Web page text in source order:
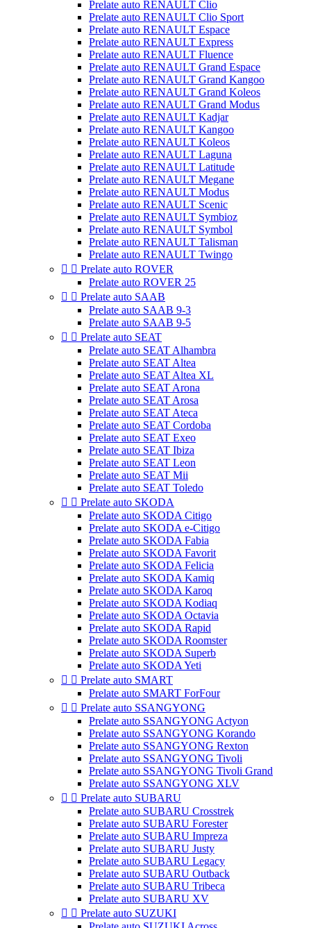
Prelate auto RENAULT Clio
Prelate auto RENAULT Clio Sport
Prelate auto RENAULT Espace
Prelate auto RENAULT Express
Prelate auto RENAULT Fluence
Prelate auto RENAULT Grand Espace
Prelate auto RENAULT Grand Kangoo
Prelate auto RENAULT Grand Koleos
Prelate auto RENAULT Grand Modus
Prelate auto RENAULT Kadjar
Prelate auto RENAULT Kangoo
Prelate auto RENAULT Koleos
Prelate auto RENAULT Laguna
Prelate auto RENAULT Latitude
Prelate auto RENAULT Megane
Prelate auto RENAULT Modus
Prelate auto RENAULT Scenic
Prelate auto RENAULT Symbioz
Prelate auto RENAULT Symbol
Prelate auto RENAULT Talisman
Prelate auto RENAULT Twingo
  Prelate auto ROVER
Prelate auto ROVER 25
  Prelate auto SAAB
Prelate auto SAAB 9-3
Prelate auto SAAB 9-5
  Prelate auto SEAT
Prelate auto SEAT Alhambra
Prelate auto SEAT Altea
Prelate auto SEAT Altea XL
Prelate auto SEAT Arona
Prelate auto SEAT Arosa
Prelate auto SEAT Ateca
Prelate auto SEAT Cordoba
Prelate auto SEAT Exeo
Prelate auto SEAT Ibiza
Prelate auto SEAT Leon
Prelate auto SEAT Mii
Prelate auto SEAT Toledo
  Prelate auto SKODA
Prelate auto SKODA Citigo
Prelate auto SKODA e-Citigo
Prelate auto SKODA Fabia
Prelate auto SKODA Favorit
Prelate auto SKODA Felicia
Prelate auto SKODA Kamiq
Prelate auto SKODA Karoq
Prelate auto SKODA Kodiaq
Prelate auto SKODA Octavia
Prelate auto SKODA Rapid
Prelate auto SKODA Roomster
Prelate auto SKODA Superb
Prelate auto SKODA Yeti
  Prelate auto SMART
Prelate auto SMART ForFour
  Prelate auto SSANGYONG
Prelate auto SSANGYONG Actyon
Prelate auto SSANGYONG Korando
Prelate auto SSANGYONG Rexton
Prelate auto SSANGYONG Tivoli
Prelate auto SSANGYONG Tivoli Grand
Prelate auto SSANGYONG XLV
  Prelate auto SUBARU
Prelate auto SUBARU Crosstrek
Prelate auto SUBARU Forester
Prelate auto SUBARU Impreza
Prelate auto SUBARU Justy
Prelate auto SUBARU Legacy
Prelate auto SUBARU Outback
Prelate auto SUBARU Tribeca
Prelate auto SUBARU XV
  Prelate auto SUZUKI